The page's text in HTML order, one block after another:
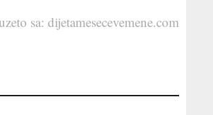
sa: dijetamesecevemene.com